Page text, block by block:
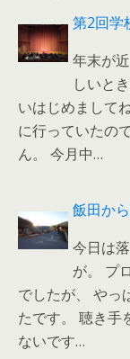
第2回学
年末が
しいと
いはじめまして
に行っていたの
ん。 今月中…
飯田か
今日は
が。 プ
でしたが、 やっ
たです。 聴き手
ないです…